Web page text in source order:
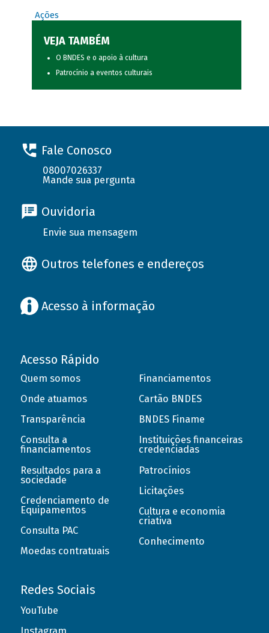
Ações
VEJA TAMBÉM
O BNDES e o apoio à cultura
Patrocínio a eventos culturais
Fale Conosco
08007026337
Mande sua pergunta
Ouvidoria
Envie sua mensagem
Outros telefones e endereços
Acesso à informação
Acesso Rápido
Quem somos
Onde atuamos
Transparência
Consulta a
financiamentos
Resultados para a
sociedade
Credenciamento de
Equipamentos
Consulta PAC
Moedas contratuais
Financiamentos
Cartão BNDES
BNDES Finame
Instituições financeiras
credenciadas
Patrocínios
Licitações
Cultura e economia
criativa
Conhecimento
Redes Sociais
YouTube